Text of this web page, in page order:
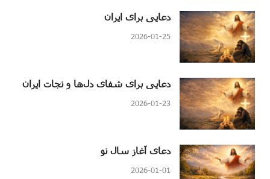
دعایی برای ایران
2026-01-25
دعایی برای شفای دل‌ها و نجات ایران
2026-01-23
دعای آغاز سال نو
2026-01-01